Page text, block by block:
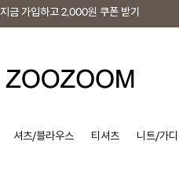
지금 가입하고 2,000원 쿠폰 받기
셔츠/블라우스 티셔츠 니트/가